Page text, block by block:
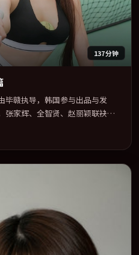
137分钟
毕赣执导，韩国参与出品与发
张家辉、全智贤、赵丽颖联袂出
力求统一。定于 2022-12-21 在
年度话题片中口碑稳健，适合
观看。